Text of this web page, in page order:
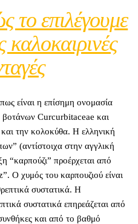
το επιλέγουμε
καλοκαιρινές
είναι η επίσημη ονομασία
βοτάνων Curcurbitaceae και
και την κολοκύθα. Η ελληνική
(αντίστοιχα στην αγγλική
“καρπούζι” προέρχεται από
Ο χυμός του καρπουζιού είναι
συστατικά. Η
συστατικά επηρεάζεται από
συνθήκες και από το βαθμό